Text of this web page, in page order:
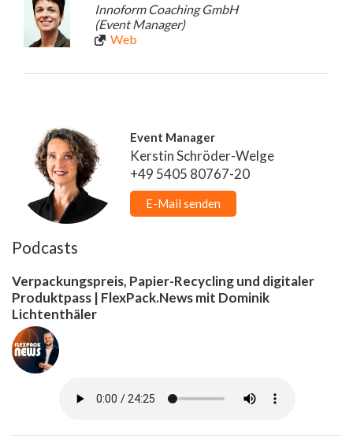
Innoform Coaching GmbH
(Event Manager)
Web
Event Manager
Kerstin Schröder-Welge
+49 5405 80767-20
E-Mail senden
Podcasts
Verpackungspreis, Papier-Recycling und digitaler
Produktpass | FlexPack.News mit Dominik
Lichtenthäler